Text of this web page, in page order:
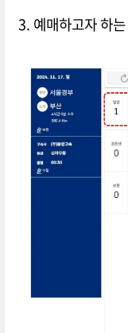
3. 예매하고자 하는